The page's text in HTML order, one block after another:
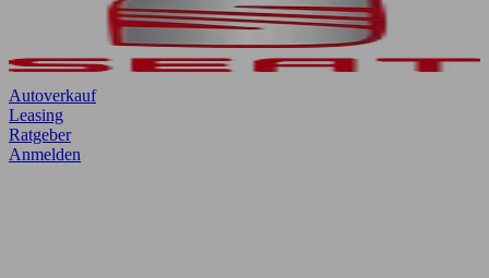
Autoverkauf
Leasing
Ratgeber
Anmelden